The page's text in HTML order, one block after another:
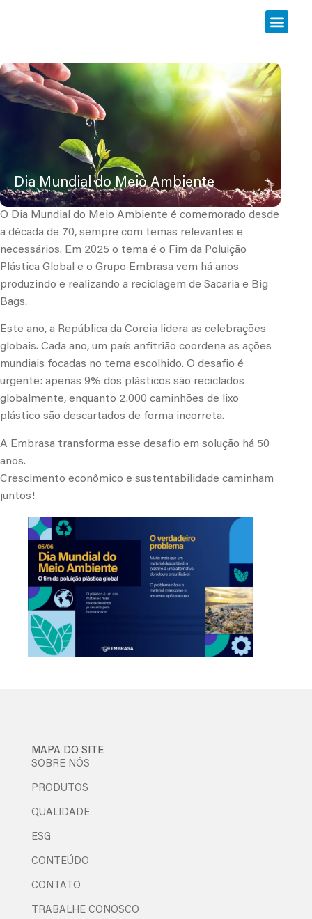
Dia Mundial do Meio Ambiente
O Dia Mundial do Meio Ambiente é comemorado desde
a década de 70, sempre com temas relevantes e
necessários. Em 2025 o tema é o Fim da Poluição
Plástica Global e o Grupo Embrasa vem há anos
produzindo e realizando a reciclagem de Sacaria e Big
Bags.
Este ano, a República da Coreia lidera as celebrações
globais. Cada ano, um país anfitrião coordena as ações
mundiais focadas no tema escolhido. O desafio é
urgente: apenas 9% dos plásticos são reciclados
globalmente, enquanto 2.000 caminhões de lixo
plástico são descartados de forma incorreta.
A Embrasa transforma esse desafio em solução há 50
anos.
Crescimento econômico e sustentabilidade caminham
juntos!
MAPA DO SITE
SOBRE NÓS
PRODUTOS
QUALIDADE
ESG
CONTEÚDO
CONTATO
TRABALHE CONOSCO